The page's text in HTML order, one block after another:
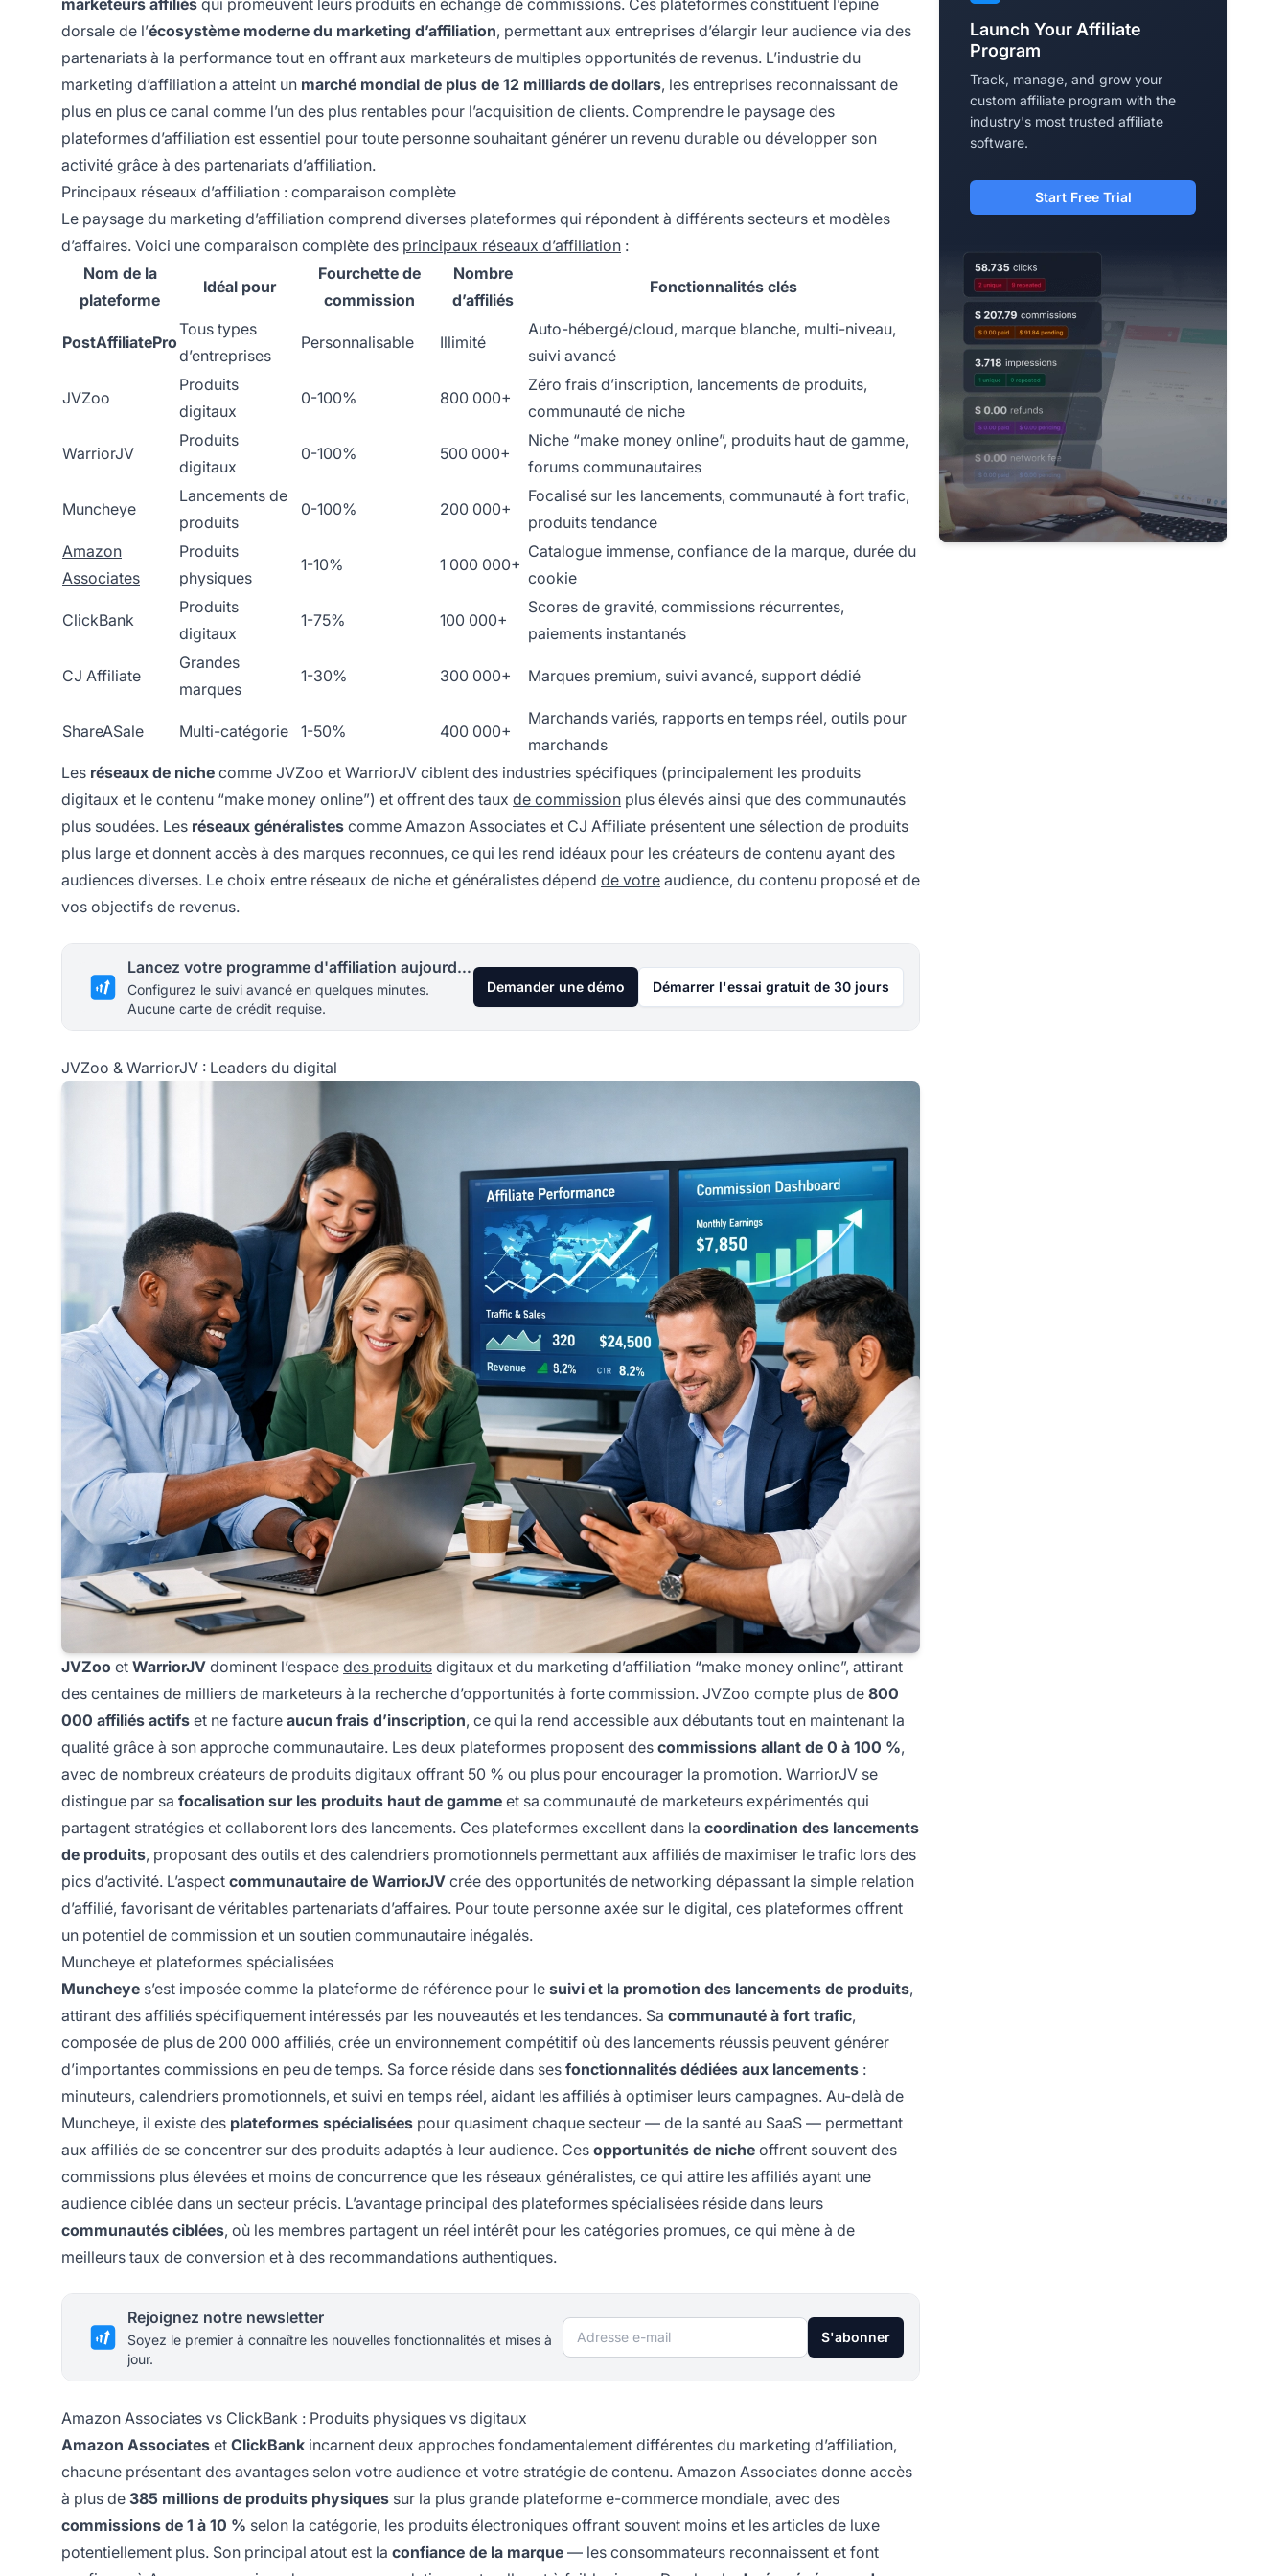
dorsale de l’écosystème moderne du marketing d’affiliation, permettant aux entreprises d’élargir leur audience via des
partenariats à la performance tout en offrant aux marketeurs de multiples opportunités de revenus. L’industrie du
marketing d’affiliation a atteint un marché mondial de plus de 12 milliards de dollars, les entreprises reconnaissant de
plus en plus ce canal comme l’un des plus rentables pour l’acquisition de clients. Comprendre le paysage des
plateformes d’affiliation est essentiel pour toute personne souhaitant générer un revenu durable ou développer son
activité grâce à des partenariats d’affiliation.
Principaux réseaux d’affiliation : comparaison complète
Le paysage du marketing d’affiliation comprend diverses plateformes qui répondent à différents secteurs et modèles
d’affaires. Voici une comparaison complète des principaux réseaux d’affiliation :
Nom de la
plateforme
Idéal pour
Fourchette de
commission
Nombre
d’affiliés
Fonctionnalités clés
PostAffiliatePro
Tous types
d’entreprises
Personnalisable Illimité
Auto-hébergé/cloud, marque blanche, multi-niveau,
suivi avancé
JVZoo
Produits
digitaux
0-100% 800 000+
Zéro frais d’inscription, lancements de produits,
communauté de niche
WarriorJV
Produits
digitaux
0-100% 500 000+
Niche “make money online”, produits haut de gamme,
forums communautaires
Muncheye
Lancements de
produits
0-100% 200 000+
Focalisé sur les lancements, communauté à fort trafic,
produits tendance
Amazon
Associates
Produits
physiques
1-10% 1 000 000+
Catalogue immense, confiance de la marque, durée du
cookie
ClickBank
Produits
digitaux
1-75% 100 000+
Scores de gravité, commissions récurrentes,
paiements instantanés
CJ Affiliate
Grandes
marques
1-30% 300 000+ Marques premium, suivi avancé, support dédié
ShareASale Multi-catégorie 1-50% 400 000+
Marchands variés, rapports en temps réel, outils pour
marchands
Les réseaux de niche comme JVZoo et WarriorJV ciblent des industries spécifiques (principalement les produits
digitaux et le contenu “make money online”) et offrent des taux de commission plus élevés ainsi que des communautés
plus soudées. Les réseaux généralistes comme Amazon Associates et CJ Affiliate présentent une sélection de produits
plus large et donnent accès à des marques reconnues, ce qui les rend idéaux pour les créateurs de contenu ayant des
audiences diverses. Le choix entre réseaux de niche et généralistes dépend de votre audience, du contenu proposé et de
vos objectifs de revenus.
Lancez votre programme d'affiliation aujourd'hui
Configurez le suivi avancé en quelques minutes.
Aucune carte de crédit requise.
Demander une démo Démarrer l'essai gratuit de 30 jours
JVZoo & WarriorJV : Leaders du digital
JVZoo et WarriorJV dominent l’espace des produits digitaux et du marketing d’affiliation “make money online”, attirant
des centaines de milliers de marketeurs à la recherche d’opportunités à forte commission. JVZoo compte plus de 800
000 affiliés actifs et ne facture aucun frais d’inscription, ce qui la rend accessible aux débutants tout en maintenant la
qualité grâce à son approche communautaire. Les deux plateformes proposent des commissions allant de 0 à 100 %,
avec de nombreux créateurs de produits digitaux offrant 50 % ou plus pour encourager la promotion. WarriorJV se
distingue par sa focalisation sur les produits haut de gamme et sa communauté de marketeurs expérimentés qui
partagent stratégies et collaborent lors des lancements. Ces plateformes excellent dans la coordination des lancements
de produits, proposant des outils et des calendriers promotionnels permettant aux affiliés de maximiser le trafic lors des
pics d’activité. L’aspect communautaire de WarriorJV crée des opportunités de networking dépassant la simple relation
d’affilié, favorisant de véritables partenariats d’affaires. Pour toute personne axée sur le digital, ces plateformes offrent
un potentiel de commission et un soutien communautaire inégalés.
Muncheye et plateformes spécialisées
Muncheye s’est imposée comme la plateforme de référence pour le suivi et la promotion des lancements de produits,
attirant des affiliés spécifiquement intéressés par les nouveautés et les tendances. Sa communauté à fort trafic,
composée de plus de 200 000 affiliés, crée un environnement compétitif où des lancements réussis peuvent générer
d’importantes commissions en peu de temps. Sa force réside dans ses fonctionnalités dédiées aux lancements :
minuteurs, calendriers promotionnels, et suivi en temps réel, aidant les affiliés à optimiser leurs campagnes. Au-delà de
Muncheye, il existe des plateformes spécialisées pour quasiment chaque secteur — de la santé au SaaS — permettant
aux affiliés de se concentrer sur des produits adaptés à leur audience. Ces opportunités de niche offrent souvent des
commissions plus élevées et moins de concurrence que les réseaux généralistes, ce qui attire les affiliés ayant une
audience ciblée dans un secteur précis. L’avantage principal des plateformes spécialisées réside dans leurs
communautés ciblées, où les membres partagent un réel intérêt pour les catégories promues, ce qui mène à de
meilleurs taux de conversion et à des recommandations authentiques.
Rejoignez notre newsletter
Soyez le premier à connaître les nouvelles fonctionnalités et mises à
jour.
Adresse e-mail S'abonner
Amazon Associates vs ClickBank : Produits physiques vs digitaux
Amazon Associates et ClickBank incarnent deux approches fondamentalement différentes du marketing d’affiliation,
chacune présentant des avantages selon votre audience et votre stratégie de contenu. Amazon Associates donne accès
à plus de 385 millions de produits physiques sur la plus grande plateforme e-commerce mondiale, avec des
commissions de 1 à 10 % selon la catégorie, les produits électroniques offrant souvent moins et les articles de luxe
potentiellement plus. Son principal atout est la confiance de la marque — les consommateurs reconnaissent et font
Launch Your Affiliate
Program
Track, manage, and grow your
custom affiliate program with the
industry's most trusted affiliate
software.
Start Free Trial